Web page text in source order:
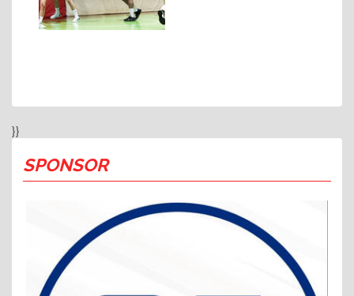
}}
SPONSOR